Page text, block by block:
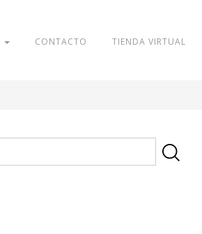
CONTACTO TIENDA VIRTUAL